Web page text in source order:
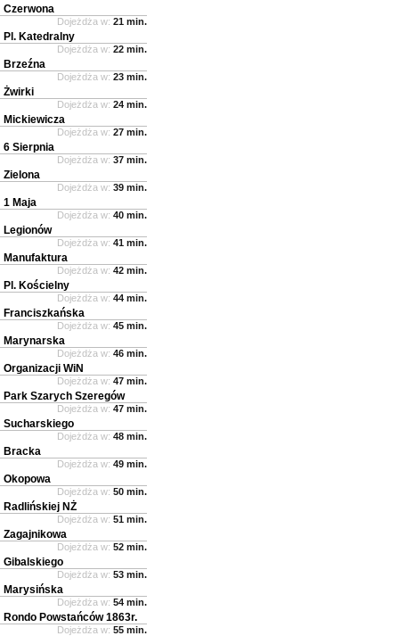
Czerwona
Dojeżdża w: 21 min.
Pl. Katedralny
Dojeżdża w: 22 min.
Brzeźna
Dojeżdża w: 23 min.
Żwirki
Dojeżdża w: 24 min.
Mickiewicza
Dojeżdża w: 27 min.
6 Sierpnia
Dojeżdża w: 37 min.
Zielona
Dojeżdża w: 39 min.
1 Maja
Dojeżdża w: 40 min.
Legionów
Dojeżdża w: 41 min.
Manufaktura
Dojeżdża w: 42 min.
Pl. Kościelny
Dojeżdża w: 44 min.
Franciszkańska
Dojeżdża w: 45 min.
Marynarska
Dojeżdża w: 46 min.
Organizacji WiN
Dojeżdża w: 47 min.
Park Szarych Szeregów
Dojeżdża w: 47 min.
Sucharskiego
Dojeżdża w: 48 min.
Bracka
Dojeżdża w: 49 min.
Okopowa
Dojeżdża w: 50 min.
Radlińskiej NŻ
Dojeżdża w: 51 min.
Zagajnikowa
Dojeżdża w: 52 min.
Gibalskiego
Dojeżdża w: 53 min.
Marysińska
Dojeżdża w: 54 min.
Rondo Powstańców 1863r.
Dojeżdża w: 55 min.